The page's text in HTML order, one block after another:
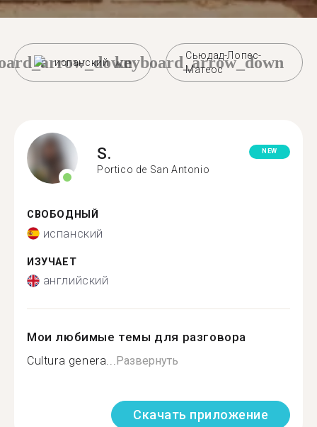
испанский
Сьюдад-Лопес-
Матеос
keyboard_arrow_down
S.
Portico de San Antonio
NEW
СВОБОДНЫЙ
испанский
ИЗУЧАЕТ
английский
Мои любимые темы для разговора
Cultura genera...Развернуть
Скачать приложение